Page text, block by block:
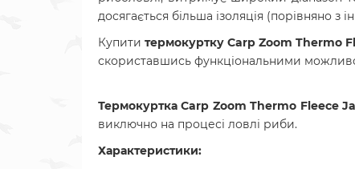
досягається більша ізоляція (порівняно з
Купити термокуртку Carp Zoom Thermo
скориставшись функціональними
Термокуртка Carp Zoom Thermo Fleece
виключно на процесі ловлі риби.
Характеристики: